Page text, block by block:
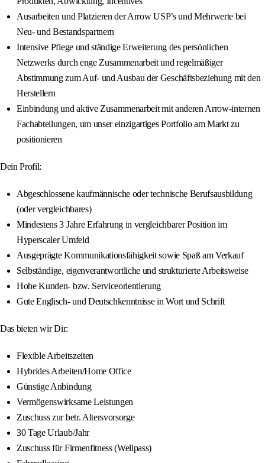
Ausarbeiten und Platzieren der Arrow USP’s und Mehrwerte bei
Neu- und Bestandspartnern
Intensive Pflege und ständige Erweiterung des persönlichen
Netzwerks durch enge Zusammenarbeit und regelmäßiger
Abstimmung zum Auf- und Ausbau der Geschäftsbeziehung mit den
Herstellern
Einbindung und aktive Zusammenarbeit mit anderen Arrow-internen
Fachabteilungen, um unser einzigartiges Portfolio am Markt zu
positionieren
Dein Profil:
Abgeschlossene kaufmännische oder technische Berufsausbildung
(oder vergleichbares)
Mindestens 3 Jahre Erfahrung in vergleichbarer Position im
Hyperscaler Umfeld
Ausgeprägte Kommunikationsfähigkeit sowie Spaß am Verkauf
Selbständige, eigenverantwortliche und strukturierte Arbeitsweise
Hohe Kunden- bzw. Serviceorientierung
Gute Englisch- und Deutschkenntnisse in Wort und Schrift
Das bieten wir Dir:
Flexible Arbeitszeiten
Hybrides Arbeiten/Home Office
Günstige Anbindung
Vermögenswirksame Leistungen
Zuschuss zur betr. Altersvorsorge
30 Tage Urlaub/Jahr
Zuschuss für Firmenfitness (Wellpass)